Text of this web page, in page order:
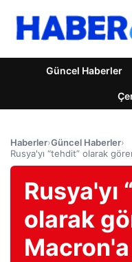
Güncel Haberler
Haberler›Güncel Haberler›
Rusya'yı “tehdit” olarak
Rusya'yı
olarak